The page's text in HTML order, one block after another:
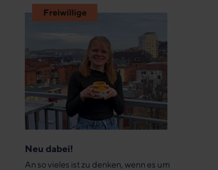
Freiwillige
Neu dabei!
An so vieles ist zu denken, wenn es um